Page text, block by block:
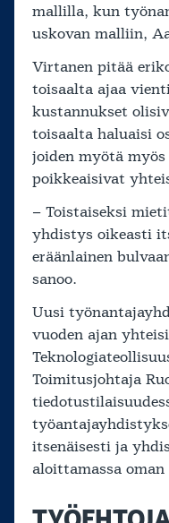
mallilla, kun
uskovan malliin,
Virtanen pitää
toisaalta ajaa
kustannukset
toisaalta haluaisi
joiden myötä
poikkeaisivat
– Toistaiseksi
yhdistys oikeasti
eräänlainen
sanoo.
Uusi
vuoden ajan
Toimitusjohtaja
itsenäisesti ja
aloittamassa